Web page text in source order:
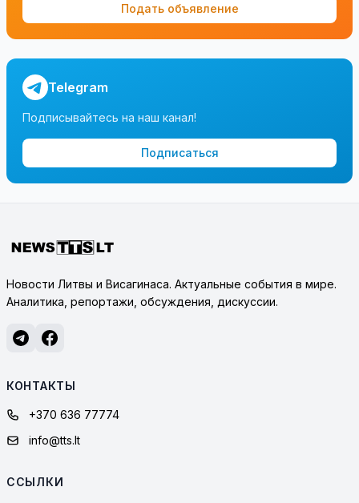
Подать объявление
Telegram
Подписывайтесь на наш канал!
Подписаться
Новости Литвы и Висагинаса. Актуальные события в мире.
Аналитика, репортажи, обсуждения, дискуссии.
КОНТАКТЫ
+370 636 77774
info@tts.lt
ССЫЛКИ